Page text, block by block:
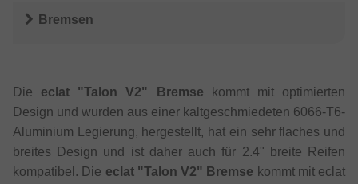
Bremsen
Die eclat "Talon V2" Bremse kommt mit optimierten
Design und wurden aus einer kaltgeschmiedeten 6066-T6-
Aluminium Legierung, hergestellt, hat ein sehr flaches und
breites Design und ist daher auch für 2.4" breite Reifen
kompatibel. Die eclat "Talon V2" Bremse kommt mit eclat